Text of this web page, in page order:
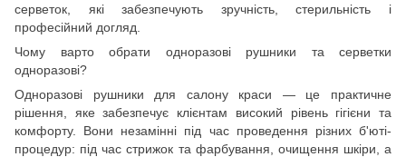
серветок, які забезпечують зручність, стерильність і
професійний догляд.
Чому варто обрати одноразові рушники та серветки
одноразові?
Одноразові рушники для салону краси — це практичне
рішення, яке забезпечує клієнтам високий рівень гігієни та
комфорту. Вони незамінні під час проведення різних б'юті-
процедур: під час стрижок та фарбування, очищення шкіри, а